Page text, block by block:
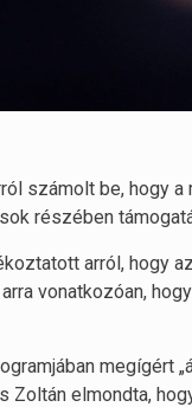
számolt be, hogy a
részében
arról, hogy
vonatkozóan,
megígért
Zoltán elmondta,